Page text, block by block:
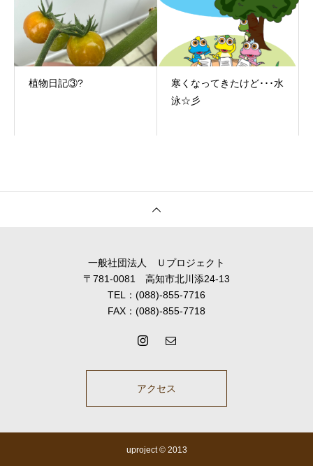
植物日記③?
寒くなってきたけど･･･水
泳☆彡
一般社団法人 Ｕプロジェクト
〒781-0081 高知市北川添24-13
TEL：(088)-855-7716
FAX：(088)-855-7718
アクセス
uproject © 2013